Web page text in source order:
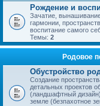
Рождение и
Зачатие,
гармонии,
воспитание самого
Темы: 2
Родовое
Обустройство
Создание
детальных проектов
(ландшафтный дизайн)
земле (безпахотное